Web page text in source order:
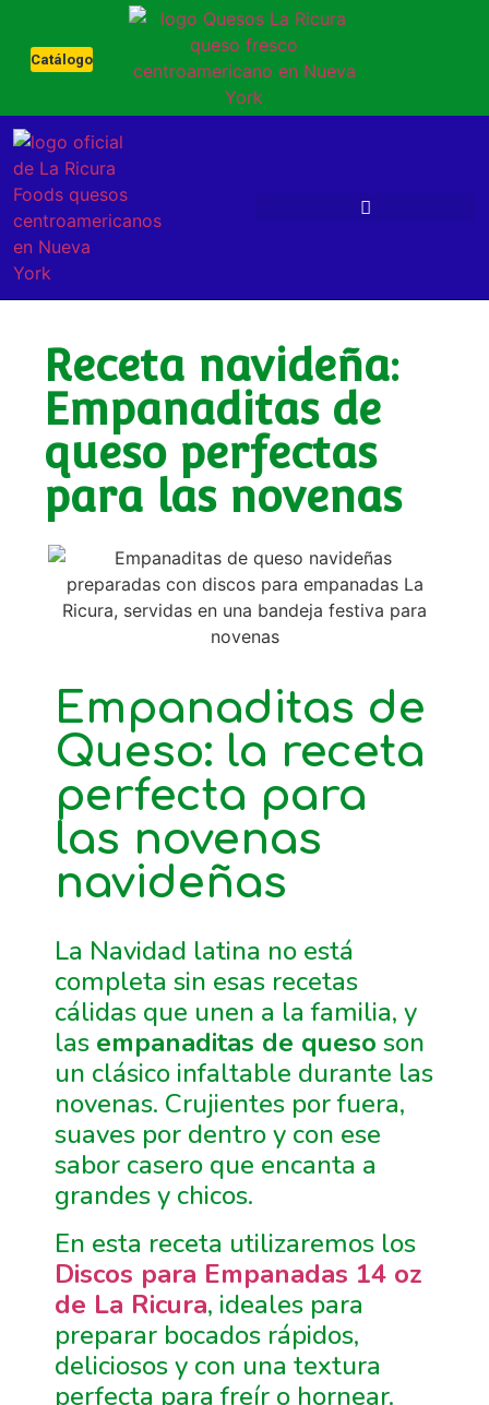
Catálogo
Receta navideña:
Empanaditas de
queso perfectas
para las novenas
Empanaditas de
Queso: la receta
perfecta para
las novenas
navideñas
La Navidad latina no está
completa sin esas recetas
cálidas que unen a la familia, y
las empanaditas de queso son
un clásico infaltable durante las
novenas. Crujientes por fuera,
suaves por dentro y con ese
sabor casero que encanta a
grandes y chicos.
En esta receta utilizaremos los
Discos para Empanadas 14 oz
de La Ricura, ideales para
preparar bocados rápidos,
deliciosos y con una textura
perfecta para freír o hornear.